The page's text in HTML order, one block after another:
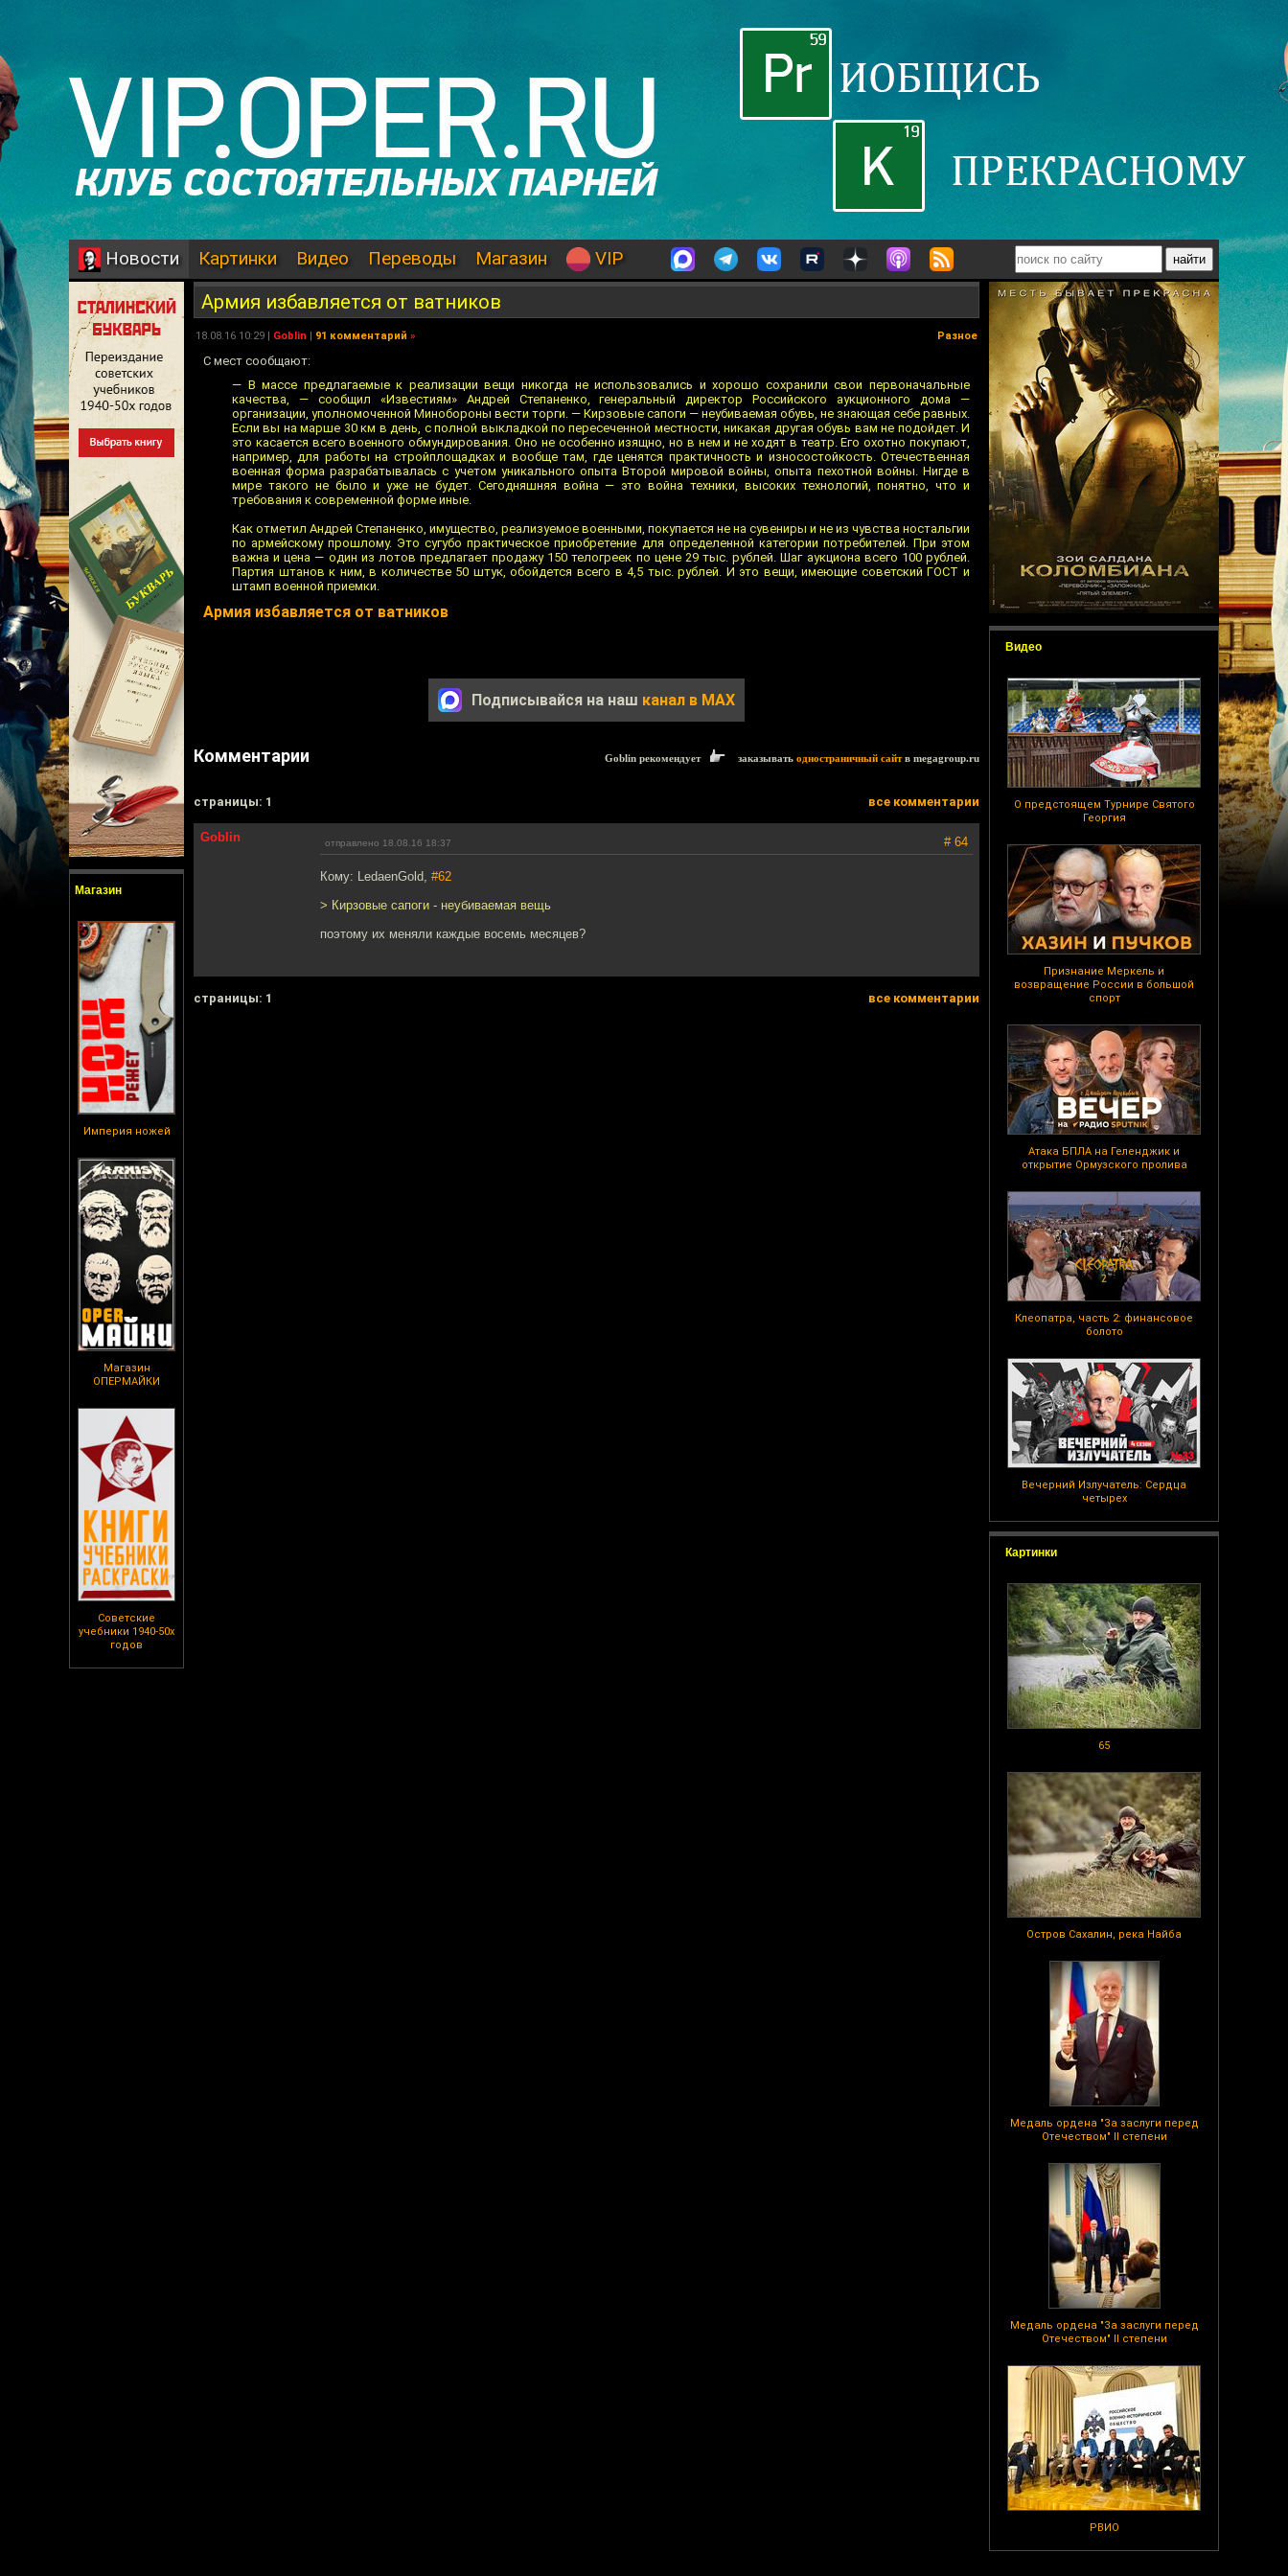
Новости Картинки Видео Переводы Магазин VIP
Магазин
Империя ножей
Магазин
ОПЕРМАЙКИ
Советские
учебники 1940-50х
годов
Видео
О предстоящем Турнире Святого
Георгия
Признание Меркель и
возвращение России в большой
спорт
Атака БПЛА на Геленджик и
открытие Ормузского пролива
Клеопатра, часть 2: финансовое
болото
Вечерний Излучатель: Сердца
четырех
Картинки
65
Остров Сахалин, река Найба
Медаль ордена "За заслуги перед
Отечеством" II степени
Медаль ордена "За заслуги перед
Отечеством" II степени
РВИО
Армия избавляется от ватников
18.08.16 10:29 | Goblin | 91 комментарий » Разное
С мест сообщают:
— В массе предлагаемые к реализации вещи никогда не использовались и хорошо сохранили свои первоначальные
качества, — сообщил «Известиям» Андрей Степаненко, генеральный директор Российского аукционного дома —
организации, уполномоченной Минобороны вести торги. — Кирзовые сапоги — неубиваемая обувь, не знающая себе равных.
Если вы на марше 30 км в день, с полной выкладкой по пересеченной местности, никакая другая обувь вам не подойдет. И
это касается всего военного обмундирования. Оно не особенно изящно, но в нем и не ходят в театр. Его охотно покупают,
например, для работы на стройплощадках и вообще там, где ценятся практичность и износостойкость. Отечественная
военная форма разрабатывалась с учетом уникального опыта Второй мировой войны, опыта пехотной войны. Нигде в
мире такого не было и уже не будет. Сегодняшняя война — это война техники, высоких технологий, понятно, что и
требования к современной форме иные.
Как отметил Андрей Степаненко, имущество, реализуемое военными, покупается не на сувениры и не из чувства ностальгии
по армейскому прошлому. Это сугубо практическое приобретение для определенной категории потребителей. При этом
важна и цена — один из лотов предлагает продажу 150 телогреек по цене 29 тыс. рублей. Шаг аукциона всего 100 рублей.
Партия штанов к ним, в количестве 50 штук, обойдется всего в 4,5 тыс. рублей. И это вещи, имеющие советский ГОСТ и
штамп военной приемки.
Армия избавляется от ватников
Подписывайся на наш канал в MAX
Комментарии Goblin рекомендует заказывать одностраничный сайтв megagroup.ru
cтраницы: 1 все комментарии
Goblin отправлено 18.08.16 18:37 # 64
Кому: LedaenGold, #62
> Кирзовые сапоги - неубиваемая вещь
поэтому их меняли каждые восемь месяцев?
cтраницы: 1 все комментарии